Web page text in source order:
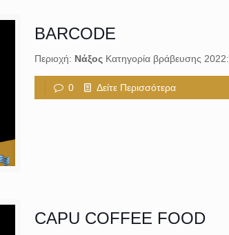
BARCODE
Περιοχή: ΝάξοςΚατηγορία βράβευσης 2022:
0 Δείτε Περισσότερα
CAPU COFFEE FOOD